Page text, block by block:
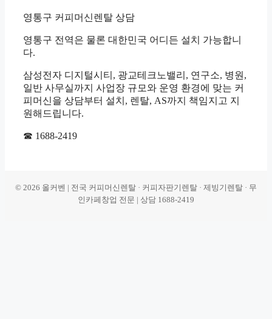
영통구 커피머신렌탈 상담
영통구 전역은 물론 대한민국 어디든 설치 가능합니
다.
삼성전자 디지털시티, 광교테크노밸리, 연구소, 병원,
일반 사무실까지 사업장 규모와 운영 환경에 맞는 커
피머신을 상담부터 설치, 렌탈, AS까지 책임지고 지
원해드립니다.
☎ 1688-2419
© 2026 올커벤 | 전국 커피머신렌탈 · 커피자판기렌탈 · 제빙기렌탈 · 무
인카페창업 전문 | 상담 1688-2419